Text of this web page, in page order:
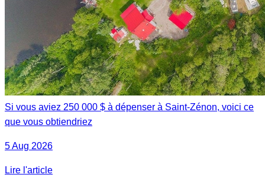
Si vous aviez 250 000 $ à dépenser à Saint-Zénon, voici ce
que vous obtiendriez
5 Aug 2026
Lire l'article